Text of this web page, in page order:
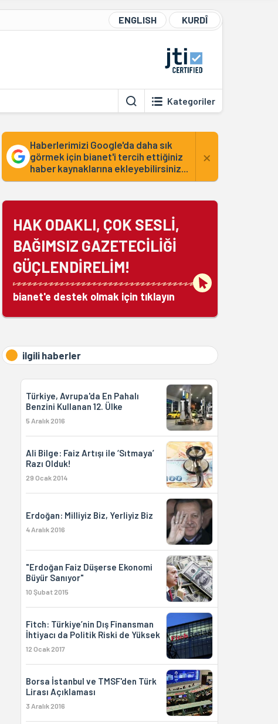
ENGLISH KURDÎ
Kategoriler
Haberlerimizi Google'da daha sık
görmek için bianet'i tercih ettiğiniz
haber kaynaklarına ekleyebilirsiniz...
×
HAK ODAKLI, ÇOK SESLİ,
BAĞIMSIZ GAZETECİLİĞİ
GÜÇLENDİRELİM!
bianet'e destek olmak için tıklayın
ilgili haberler
Türkiye, Avrupa'da En Pahalı
Benzini Kullanan 12. Ülke
5 Aralık 2016
Ali Bilge: Faiz Artışı ile ‘Sıtmaya’
Razı Olduk!
29 Ocak 2014
Erdoğan: Milliyiz Biz, Yerliyiz Biz
4 Aralık 2016
"Erdoğan Faiz Düşerse Ekonomi
Büyür Sanıyor"
10 Şubat 2015
Fitch: Türkiye’nin Dış Finansman
İhtiyacı da Politik Riski de Yüksek
12 Ocak 2017
Borsa İstanbul ve TMSF'den Türk
Lirası Açıklaması
3 Aralık 2016